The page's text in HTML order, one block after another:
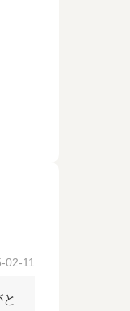
02-11